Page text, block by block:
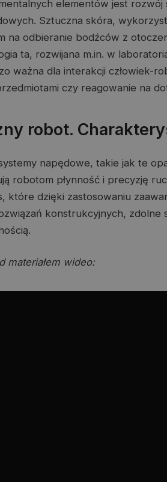
elementów jest
Sztuczna skóra,
na odbieranie bodźców z
ta, rozwijana m.in. w
ważna dla interakcji człowiek-
czy reagowanie na
robot.
napędowe, takie jak te
robotom płynność i precyzję
które dzięki zastosowaniu
konstrukcyjnych, zdolne
materiałem wideo: